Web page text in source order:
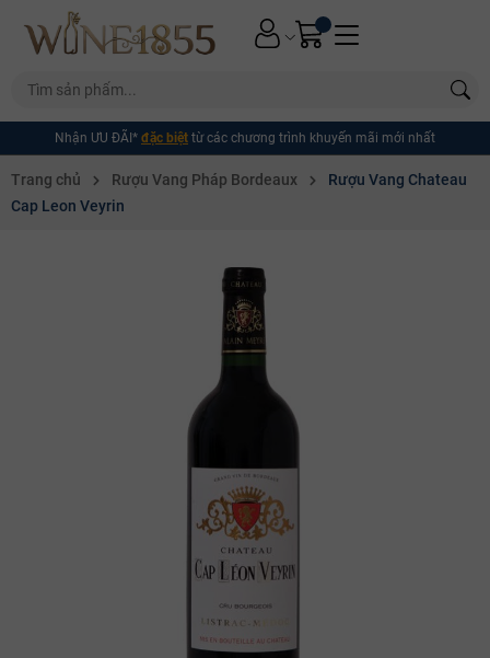
Nhận ƯU ĐÃI* đặc biệt từ các chương trình khuyến mãi mới nhất
Trang chủ Rượu Vang Pháp Bordeaux
Rượu Vang Chateau
Cap Leon Veyrin